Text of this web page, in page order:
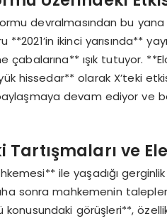
devralmasından bu
**2021’in ikinci yarısında**
ışık tutuyor.
hissedar** olarak X’teki
devam ediyor ve
Tartışmaları ve
ile yaşadığı gerginlik
sonra mahkemenin
konusundaki görüşleri**,